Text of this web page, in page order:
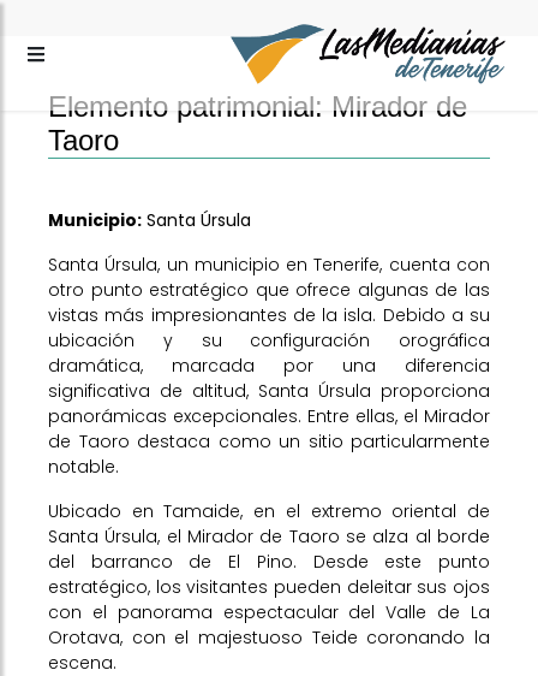
Elemento patrimonial: Mirador de
Taoro
Municipio: Santa Úrsula
Santa Úrsula, un municipio en Tenerife, cuenta con
otro punto estratégico que ofrece algunas de las
vistas más impresionantes de la isla. Debido a su
ubicación y su configuración orográfica
dramática, marcada por una diferencia
significativa de altitud, Santa Úrsula proporciona
panorámicas excepcionales. Entre ellas, el Mirador
de Taoro destaca como un sitio particularmente
notable.
Ubicado en Tamaide, en el extremo oriental de
Santa Úrsula, el Mirador de Taoro se alza al borde
del barranco de El Pino. Desde este punto
estratégico, los visitantes pueden deleitar sus ojos
con el panorama espectacular del Valle de La
Orotava, con el majestuoso Teide coronando la
escena.